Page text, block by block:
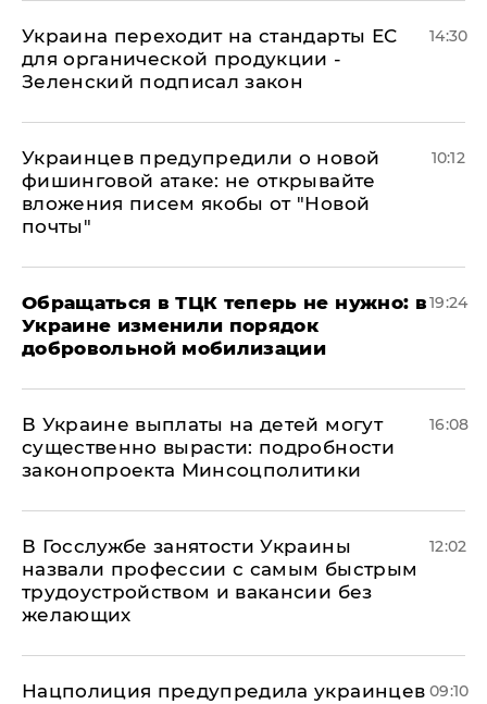
Украина переходит на стандарты ЕС
для органической продукции -
Зеленский подписал закон
14:30
Украинцев предупредили о новой
фишинговой атаке: не открывайте
вложения писем якобы от "Новой
почты"
10:12
Обращаться в ТЦК теперь не нужно: в
Украине изменили порядок
добровольной мобилизации
19:24
В Украине выплаты на детей могут
существенно вырасти: подробности
законопроекта Минсоцполитики
16:08
В Госслужбе занятости Украины
назвали профессии с самым быстрым
трудоустройством и вакансии без
желающих
12:02
Нацполиция предупредила украинцев 09:10